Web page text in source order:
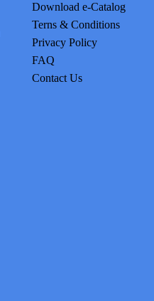
Download e-Catalog
Terns & Conditions
Privacy Policy
FAQ
Contact Us